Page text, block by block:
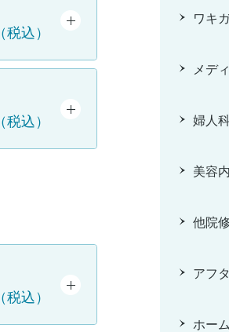
ワキ
メデ
婦人
美容
他院
アフ
ホー
（税込）
（税込）
（税込）